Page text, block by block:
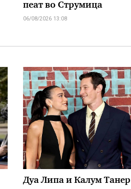
пеат во Струмица
06/08/2026 13:08
Дуа Липа и Калум Танер